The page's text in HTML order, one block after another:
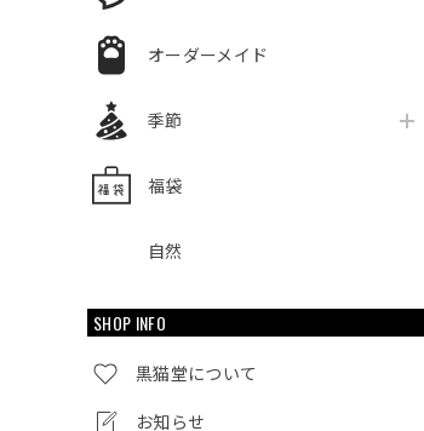
オーダーメイド
季節
福袋
自然
SHOP INFO
黒猫堂について
お知らせ